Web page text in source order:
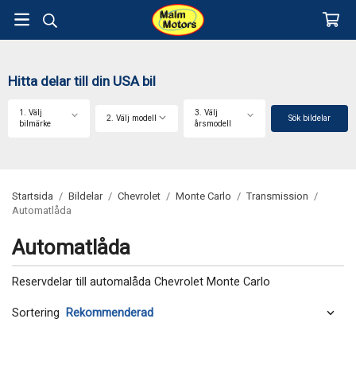
Hitta delar till din USA bil
1. Välj
bilmärke
2. Välj modell
3. Välj
årsmodell
Sök bildelar
Startsida / Bildelar / Chevrolet / Monte Carlo / Transmission /
Automatlåda
Automatlåda
Reservdelar till automalåda Chevrolet Monte Carlo
Sortering